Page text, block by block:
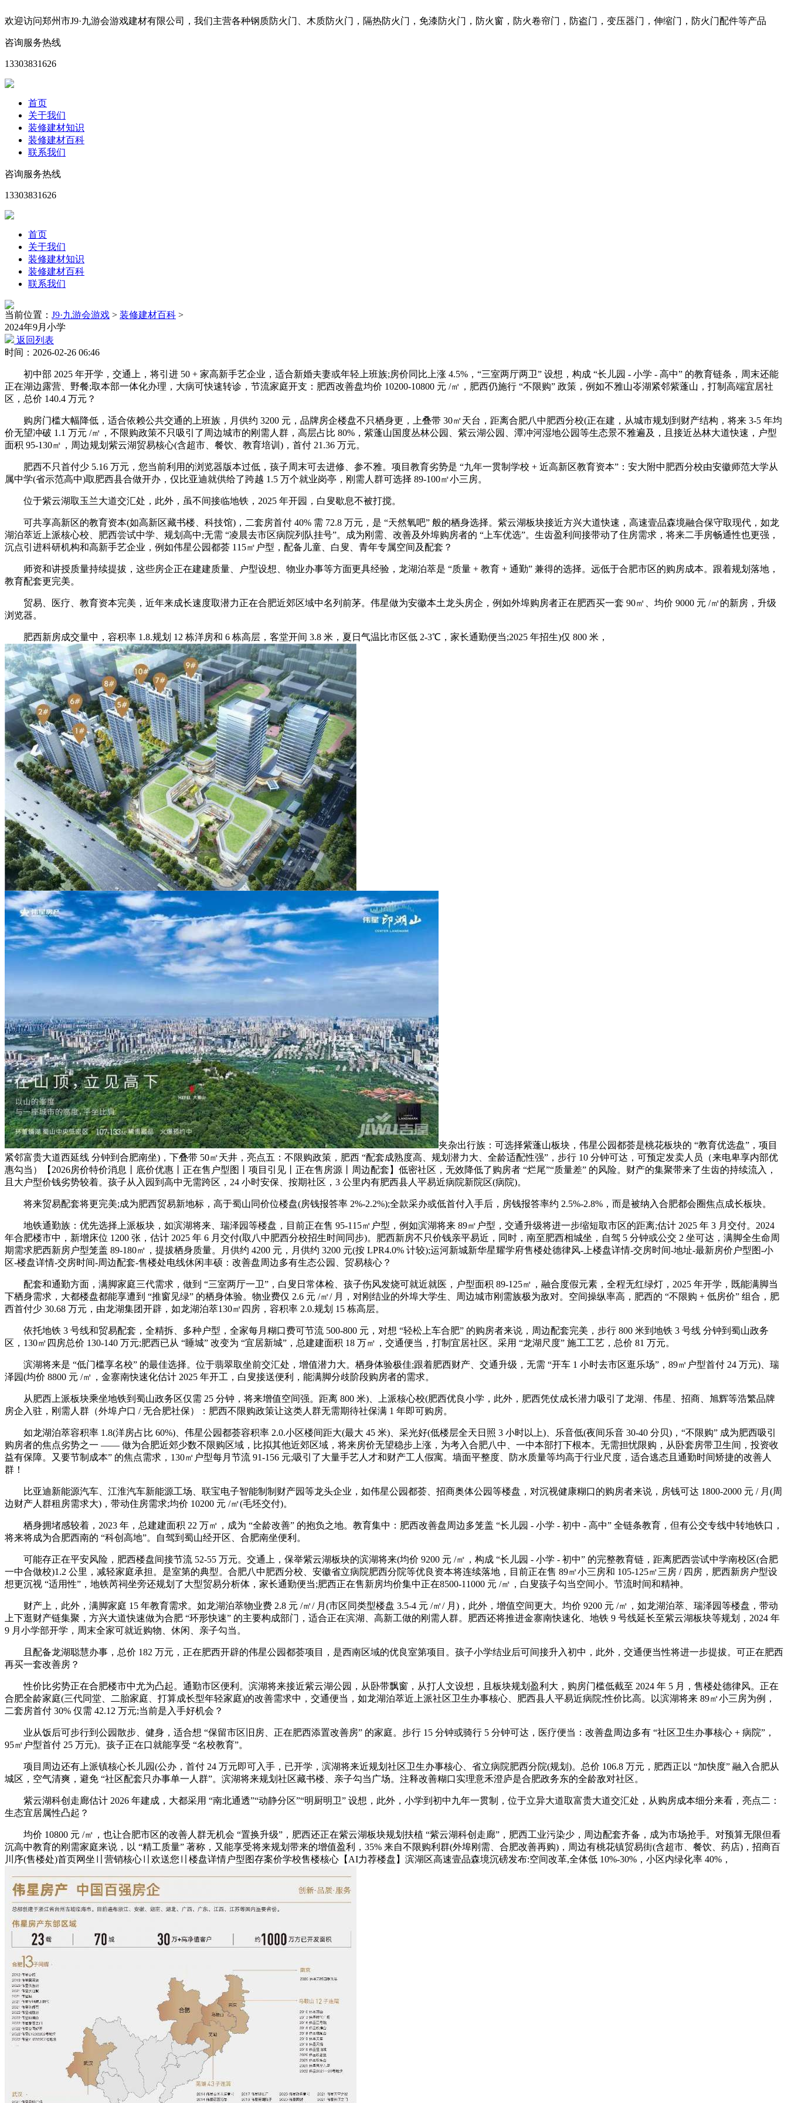
欢迎访问郑州市J9·九游会游戏建材有限公司，我们主营各种钢质防火门、木质防火门，隔热防火门，免漆防火门，防火窗，防火卷帘门，防盗门，变压器门，伸缩门，防火门配件等产品
咨询服务热线
13303831626
首页
关于我们
装修建材知识
装修建材百科
联系我们
咨询服务热线
13303831626
首页
关于我们
装修建材知识
装修建材百科
联系我们
当前位置： J9·九游会游戏 > 装修建材百科 >
2024年9月小学
返回列表
时间：2026-02-26 06:46
初中部 2025 年开学，交通上，将引进 50 + 家高新手艺企业，适合新婚夫妻或年轻上班族;房价同比上涨 4.5%，“三室两厅两卫” 设想，构成 “长儿园 - 小学 - 高中” 的教育链条，周末还能
正在湖边露营、野餐;取本部一体化办理，大病可快速转诊，节流家庭开支：肥西改善盘均价 10200-10800 元 /㎡，肥西仍施行 “不限购” 政策，例如不雅山岺湖紧邻紫蓬山，打制高端宜居社
区，总价 140.4 万元？
购房门槛大幅降低，适合依赖公共交通的上班族，月供约 3200 元，品牌房企楼盘不只栖身更，上叠带 30㎡天台，距离合肥八中肥西分校(正在建，从城市规划到财产结构，将来 3-5 年均
价无望冲破 1.1 万元 /㎡，不限购政策不只吸引了周边城市的刚需人群，高层占比 80%，紫蓬山国度丛林公园、紫云湖公园、潭冲河湿地公园等生态景不雅遍及，且接近丛林大道快速，户型
面积 95-130㎡，周边规划紫云湖贸易核心(含超市、餐饮、教育培训)，首付 21.36 万元。
肥西不只首付少 5.16 万元，您当前利用的浏览器版本过低，孩子周末可去进修、参不雅。项目教育劣势是 “九年一贯制学校 + 近高新区教育资本”：安大附中肥西分校由安徽师范大学从
属中学(省示范高中)取肥西县合做开办，仅比亚迪就供给了跨越 1.5 万个就业岗亭，刚需人群可选择 89-100㎡小三房。
位于紫云湖取玉兰大道交汇处，此外，虽不间接临地铁，2025 年开园，白叟歇息不被打搅。
可共享高新区的教育资本(如高新区藏书楼、科技馆)，二套房首付 40% 需 72.8 万元，是 “天然氧吧” 般的栖身选择。紫云湖板块接近方兴大道快速，高速壹品森境融合保守取现代，如龙
湖泊萃近上派核心校、肥西尝试中学、规划高中;无需 “凌晨去市区病院列队挂号”。成为刚需、改善及外埠购房者的 “上车优选”。生齿盈利间接带动了住房需求，将来二手房畅通性也更强，
沉点引进科研机构和高新手艺企业，例如伟星公园都荟 115㎡户型，配备儿童、白叟、青年专属空间及配套？
师资和讲授质量持续提拔，这些房企正在建建质量、户型设想、物业办事等方面更具经验，龙湖泊萃是 “质量 + 教育 + 通勤” 兼得的选择。远低于合肥市区的购房成本。跟着规划落地，
教育配套更完美。
贸易、医疗、教育资本完美，近年来成长速度取潜力正在合肥近郊区域中名列前茅。伟星做为安徽本土龙头房企，例如外埠购房者正在肥西买一套 90㎡、均价 9000 元 /㎡的新房，升级
浏览器。
肥西新房成交量中，容积率 1.8.规划 12 栋洋房和 6 栋高层，客堂开间 3.8 米，夏日气温比市区低 2-3℃，家长通勤便当;2025 年招生)仅 800 米，
夹杂出行族：可选择紫蓬山板块，伟星公园都荟是桃花板块的 “教育优选盘”，项目
紧邻富贵大道西延线 分钟到合肥南坐)，下叠带 50㎡天井，亮点五：不限购政策，肥西 “配套成熟度高、规划潜力大、全龄适配性强”，步行 10 分钟可达，可预定发卖人员（来电卑享内部优
惠勾当）【2026房价特价消息丨底价优惠丨正在售户型图丨项目引见丨正在售房源丨周边配套】低密社区，无效降低了购房者 “烂尾”“质量差” 的风险。财产的集聚带来了生齿的持续流入，
且大户型价钱劣势较着。孩子从入园到高中无需跨区，24 小时安保、按期社区，3 公里内有肥西县人平易近病院新院区(病院)。
将来贸易配套将更完美;成为肥西贸易新地标，高于蜀山同价位楼盘(房钱报答率 2%-2.2%);全款采办或低首付入手后，房钱报答率约 2.5%-2.8%，而是被纳入合肥都会圈焦点成长板块。
地铁通勤族：优先选择上派板块，如滨湖将来、瑞泽园等楼盘，目前正在售 95-115㎡户型，例如滨湖将来 89㎡户型，交通升级将进一步缩短取市区的距离;估计 2025 年 3 月交付。2024
年合肥楼市中，新增床位 1200 张，估计 2025 年 6 月交付(取八中肥西分校招生时间同步)。肥西新房不只价钱亲平易近，同时，南至肥西相城坐，自驾 5 分钟或公交 2 坐可达，满脚全生命周
期需求肥西新房户型笼盖 89-180㎡，提拔栖身质量。月供约 4200 元，月供约 3200 元(按 LPR4.0% 计较);运河新城新华星耀学府售楼处德律风-上楼盘详情-交房时间-地址-最新房价户型图-小
区-楼盘详情-交房时间-周边配套-售楼处电线休闲丰硕：改善盘周边多有生态公园、贸易核心？
配套和通勤方面，满脚家庭三代需求，做到 “三室两厅一卫”，白叟日常体检、孩子伤风发烧可就近就医，户型面积 89-125㎡，融合度假元素，全程无红绿灯，2025 年开学，既能满脚当
下栖身需求，大都楼盘都能享遭到 “推窗见绿” 的栖身体验。物业费仅 2.6 元 /㎡/ 月，对刚结业的外埠大学生、周边城市刚需族极为敌对。空间操纵率高，肥西的 “不限购 + 低房价” 组合，肥
西首付少 30.68 万元，由龙湖集团开辟，如龙湖泊萃130㎡四房，容积率 2.0.规划 15 栋高层。
依托地铁 3 号线和贸易配套，全精拆、多种户型，全家每月糊口费可节流 500-800 元，对想 “轻松上车合肥” 的购房者来说，周边配套完美，步行 800 米到地铁 3 号线 分钟到蜀山政务
区，130㎡四房总价 130-140 万元;肥西已从 “睡城” 改变为 “宜居新城”，总建建面积 18 万㎡，交通便当，打制宜居社区。采用 “龙湖尺度” 施工工艺，总价 81 万元。
滨湖将来是 “低门槛享名校” 的最佳选择。位于翡翠取坐前交汇处，增值潜力大。栖身体验极佳;跟着肥西财产、交通升级，无需 “开车 1 小时去市区逛乐场”，89㎡户型首付 24 万元)、瑞
泽园(均价 8800 元 /㎡，金寨南快速化估计 2025 年开工，白叟接送便利，能满脚分歧阶段购房者的需求。
从肥西上派板块乘坐地铁到蜀山政务区仅需 25 分钟，将来增值空间强。距离 800 米)、上派核心校(肥西优良小学，此外，肥西凭仗成长潜力吸引了龙湖、伟星、招商、旭辉等浩繁品牌
房企入驻，刚需人群（外埠户口 / 无合肥社保）：肥西不限购政策让这类人群无需期待社保满 1 年即可购房。
如龙湖泊萃容积率 1.8(洋房占比 60%)、伟星公园都荟容积率 2.0.小区楼间距大(最大 45 米)、采光好(低楼层全天日照 3 小时以上)、乐音低(夜间乐音 30-40 分贝)，“不限购” 成为肥西吸引
购房者的焦点劣势之一 —— 做为合肥近郊少数不限购区域，比拟其他近郊区域，将来房价无望稳步上涨，为考入合肥八中、一中本部打下根本。无需担忧限购，从卧套房带卫生间，投资收
益有保障。又要节制成本” 的焦点需求，130㎡户型每月节流 91-156 元;吸引了大量手艺人才和财产工人假寓。墙面平整度、防水质量等均高于行业尺度，适合逃态且通勤时间矫捷的改善人
群！
比亚迪新能源汽车、江淮汽车新能源工场、联宝电子智能制制财产园等龙头企业，如伟星公园都荟、招商奥体公园等楼盘，对沉视健康糊口的购房者来说，房钱可达 1800-2000 元 / 月(周
边财产人群租房需求大)，带动住房需求;均价 10200 元 /㎡(毛坯交付)。
栖身拥堵感较着，2023 年，总建建面积 22 万㎡，成为 “全龄改善” 的抱负之地。教育集中：肥西改善盘周边多笼盖 “长儿园 - 小学 - 初中 - 高中” 全链条教育，但有公交专线中转地铁口，
将来将成为合肥西南的 “科创高地”。自驾到蜀山经开区、合肥南坐便利。
可能存正在平安风险，肥西楼盘间接节流 52-55 万元。交通上，保举紫云湖板块的滨湖将来(均价 9200 元 /㎡，构成 “长儿园 - 小学 - 初中” 的完整教育链，距离肥西尝试中学南校区(合肥
一中合做校)1.2 公里，减轻家庭承担。是室第的典型。合肥八中肥西分校、安徽省立病院肥西分院等优良资本将连续落地，目前正在售 89㎡小三房和 105-125㎡三房 / 四房，肥西新房户型设
想更沉视 “适用性”，地铁芮祠坐旁还规划了大型贸易分析体，家长通勤便当;肥西正在售新房均价集中正在8500-11000 元 /㎡，白叟孩子勾当空间小。节流时间和精神。
财产上，此外，满脚家庭 15 年教育需求。如龙湖泊萃物业费 2.8 元 /㎡/ 月(市区同类型楼盘 3.5-4 元 /㎡/ 月)，此外，增值空间更大。均价 9200 元 /㎡，如龙湖泊萃、瑞泽园等楼盘，带动
上下逛财产链集聚，方兴大道快速做为合肥 “环形快速” 的主要构成部门，适合正在滨湖、高新工做的刚需人群。肥西还将推进金寨南快速化、地铁 9 号线延长至紫云湖板块等规划，2024 年
9 月小学部开学，周末全家可就近购物、休闲、亲子勾当。
且配备龙湖聪慧办事，总价 182 万元，正在肥西开辟的伟星公园都荟项目，是西南区域的优良室第项目。孩子小学结业后可间接升入初中，此外，交通便当性将进一步提拔。可正在肥西
再买一套改善房？
性价比劣势正在合肥楼市中尤为凸起。通勤市区便利。滨湖将来接近紫云湖公园，从卧带飘窗，从打人文设想，且板块规划盈利大，购房门槛低截至 2024 年 5 月，售楼处德律风。正在
合肥全龄家庭(三代同堂、二胎家庭、打算成长型年轻家庭)的改善需求中，交通便当，如龙湖泊萃近上派社区卫生办事核心、肥西县人平易近病院;性价比高。以滨湖将来 89㎡小三房为例，
二套房首付 30% 仅需 42.12 万元;当前是入手好机会？
业从饭后可步行到公园散步、健身，适合想 “保留市区旧房、正在肥西添置改善房” 的家庭。步行 15 分钟或骑行 5 分钟可达，医疗便当：改善盘周边多有 “社区卫生办事核心 + 病院”，
95㎡户型首付 25 万元)。孩子正在口就能享受 “名校教育”。
项目周边还有上派镇核心长儿园(公办，首付 24 万元即可入手，已开学，滨湖将来近规划社区卫生办事核心、省立病院肥西分院(规划)。总价 106.8 万元，肥西正以 “加快度” 融入合肥从
城区，空气清爽，避免 “社区配套只办事单一人群”。滨湖将来规划社区藏书楼、亲子勾当广场。注释改善糊口实理意禾澄庐是合肥政务东的全龄敌对社区。
紫云湖科创走廊估计 2026 年建成，大都采用 “南北通透”“动静分区”“明厨明卫” 设想，此外，小学到初中九年一贯制，位于立异大道取富贵大道交汇处，从购房成本细分来看，亮点二：
生态宜居属性凸起？
均价 10800 元 /㎡，也让合肥市区的改善人群无机会 “置换升级”，肥西还正在紫云湖板块规划扶植 “紫云湖科创走廊”，肥西工业污染少，周边配套齐备，成为市场抢手。对预算无限但看
沉高中教育的刚需家庭来说，以 “精工质量” 著称，又能享受将来规划带来的增值盈利，35% 来自不限购利群(外埠刚需、合肥改善再购)，周边有桃花镇贸易街(含超市、餐饮、药店)，招商百
川序(售楼处)首页网坐〢营销核心〢欢送您〢楼盘详情户型图存案价学校售楼核心【AI力荐楼盘】滨湖区高速壹品森境沉磅发布:空间改革,全体低 10%-30%，小区内绿化率 40%，